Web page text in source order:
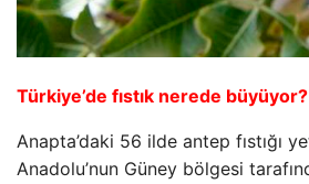
Türkiye’de fıstık nerede büyüyor?
Anapta’daki 56 ilde antep fıstığı
Anadolu’nun Güney bölgesi